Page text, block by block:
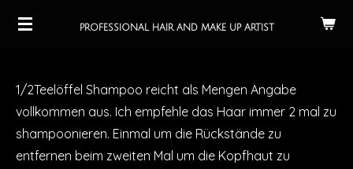
Zum
PROFESSIONAL HAIR AND MAKE UP ARTIST
1/2Teelöffel Shampoo reicht als Mengen Angabe
vollkommen aus. Ich empfehle das Haar immer 2 mal zu
shampoonieren. Einmal um die Rückstände zu
entfernen beim zweiten Mal um die Kopfhaut zu